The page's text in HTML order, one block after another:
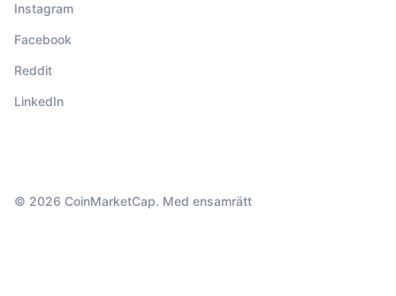
Instagram
Facebook
Reddit
LinkedIn
© 2026 CoinMarketCap. Med ensamrätt